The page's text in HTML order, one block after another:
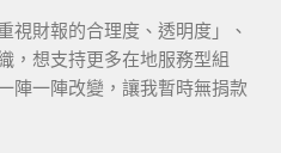
視財報的合理度、透明度」、
，想支持更多在地服務型組
陣一陣改變，讓我暫時無捐款